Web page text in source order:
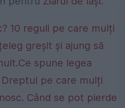
10 reguli pe care mulți
greșit și ajung să
spune legea
Dreptul pe care mulți
Când se pot pierde